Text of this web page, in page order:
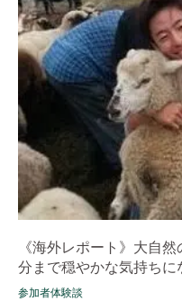
《海外レポート》大自
分まで穏やかな気持ちに
参加者体験談